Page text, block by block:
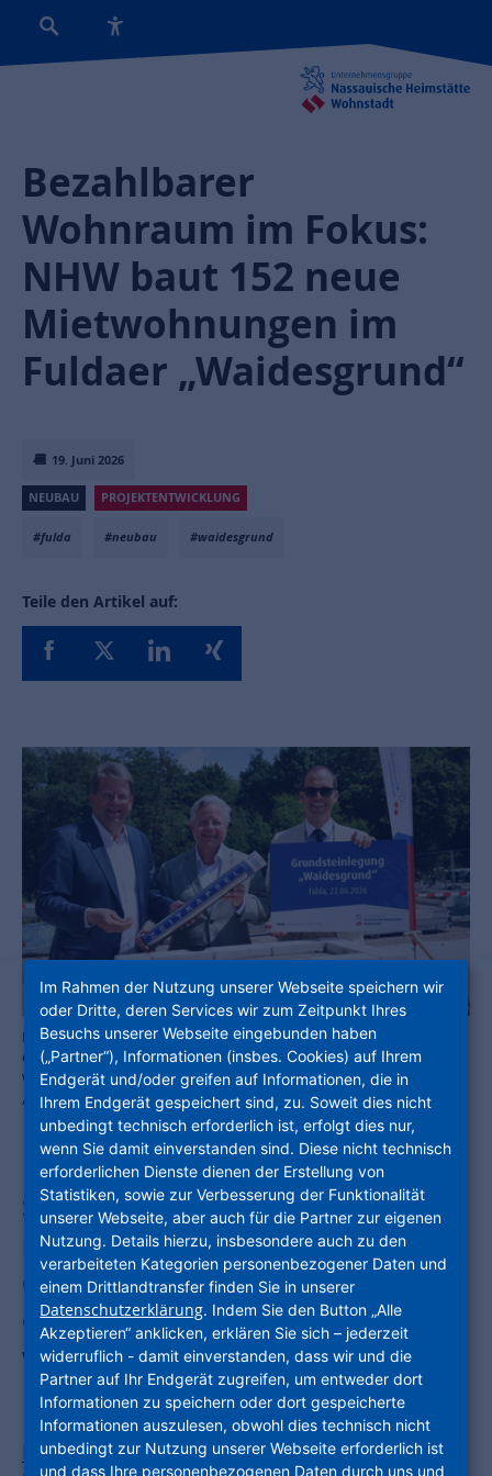
19. Juni 2026
NEUBAU PROJEKTENTWICKLUNG
#fulda #neubau #waidesgrund
Teile den Artikel auf:
Bezahlbarer
Wohnraum im Fokus:
NHW baut 152 neue
Mietwohnungen im
Fuldaer „Waidesgrund“
Bereit für die Grundsteinlegung: NHW-Geschäftsführer Dr.
Constantin Westphal (Mi.), Fuldas Oberbürgermeister Dr. Heiko
Wingenfeld (li.) und Fuldas Stadtbaurat Daniel Schreiner. Foto: NHW
/ Andreas Fischer
Stadt und Land fördern neues Quartier
mit rund 12 Millionen Euro /
Grundsteinlegung mit NHW-
Geschäftsführer Dr. Constantin
Westphal und Oberbürgermeister Dr.
Heiko Wingenfeld
Fulda– Mit der Grundsteinlegung am 22. Juni
Im Rahmen der Nutzung unserer Webseite speichern wir
oder Dritte, deren Services wir zum Zeitpunkt Ihres
Besuchs unserer Webseite eingebunden haben
(„Partner“), Informationen (insbes. Cookies) auf Ihrem
Endgerät und/oder greifen auf Informationen, die in
Ihrem Endgerät gespeichert sind, zu. Soweit dies nicht
unbedingt technisch erforderlich ist, erfolgt dies nur,
wenn Sie damit einverstanden sind. Diese nicht technisch
erforderlichen Dienste dienen der Erstellung von
Statistiken, sowie zur Verbesserung der Funktionalität
unserer Webseite, aber auch für die Partner zur eigenen
Nutzung. Details hierzu, insbesondere auch zu den
verarbeiteten Kategorien personenbezogener Daten und
einem Drittlandtransfer finden Sie in unserer
Datenschutzerklärung. Indem Sie den Button „Alle
Akzeptieren“ anklicken, erklären Sie sich – jederzeit
widerruflich - damit einverstanden, dass wir und die
Partner auf Ihr Endgerät zugreifen, um entweder dort
Informationen zu speichern oder dort gespeicherte
Informationen auszulesen, obwohl dies technisch nicht
unbedingt zur Nutzung unserer Webseite erforderlich ist
und dass Ihre personenbezogenen Daten durch uns und